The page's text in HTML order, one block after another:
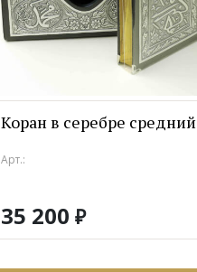
Коран в серебре средний
Арт.:
35 200 ₽